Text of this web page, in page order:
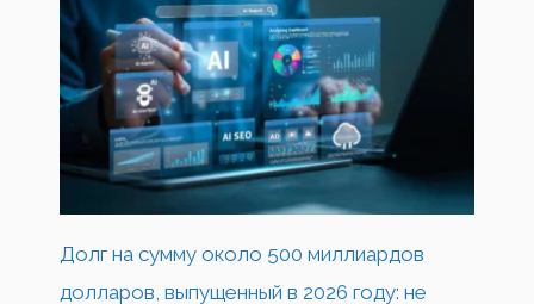
Долг на сумму около 500 миллиардов
долларов, выпущенный в 2026 году: не